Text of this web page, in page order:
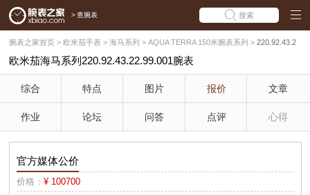
> 查腕表 搜索
腕表之家首页 > 欧米茄手表 > 海马系列 > AQUA TERRA 150米腕表系列 > 220.92.43.2
2.99.001
欧米茄海马系列220.92.43.22.99.001腕表
综合 特点 图片 报价 文章
作业 论坛 问答 点评 心得
官方媒体公价
价格： ¥ 100700